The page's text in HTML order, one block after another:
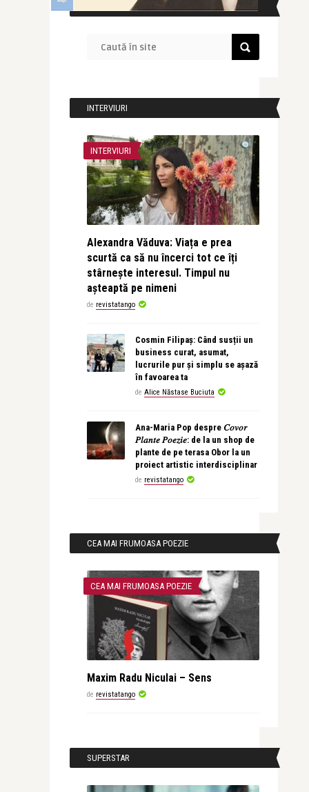
CAUTĂ ÎN SITE
INTERVIURI
INTERVIURI
Alexandra Văduva: Viața e prea
scurtă ca să nu încerci tot ce îți
stârnește interesul. Timpul nu
așteaptă pe nimeni
de revistatango
Cosmin Filipaș: Când susții un
business curat, asumat,
lucrurile pur și simplu se așază
în favoarea ta
de Alice Năstase Buciuta
Ana-Maria Pop despre 𝐶𝑜𝑣𝑜𝑟
𝑃𝑙𝑎𝑛𝑡𝑒 𝑃𝑜𝑒𝑧𝑖𝑒: de la un shop de
plante de pe terasa Obor la un
proiect artistic interdisciplinar
de revistatango
CEA MAI FRUMOASA POEZIE
CEA MAI FRUMOASA POEZIE
Maxim Radu Niculai – Sens
de revistatango
SUPERSTAR